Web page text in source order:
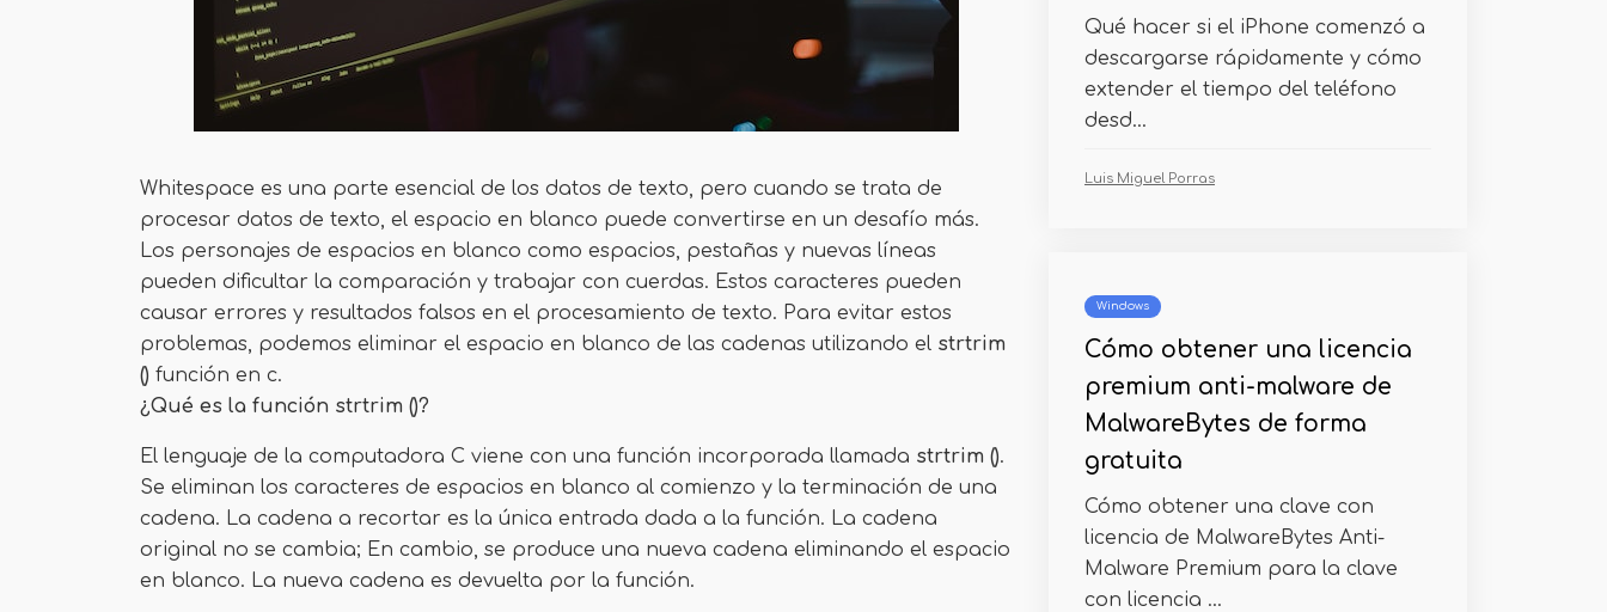
Whitespace es una parte esencial de los datos de texto, pero cuando se trata de
procesar datos de texto, el espacio en blanco puede convertirse en un desafío más.
Los personajes de espacios en blanco como espacios, pestañas y nuevas líneas
pueden dificultar la comparación y trabajar con cuerdas. Estos caracteres pueden
causar errores y resultados falsos en el procesamiento de texto. Para evitar estos
problemas, podemos eliminar el espacio en blanco de las cadenas utilizando el strtrim
() función en c.
¿Qué es la función strtrim ()?
El lenguaje de la computadora C viene con una función incorporada llamada strtrim ().
Se eliminan los caracteres de espacios en blanco al comienzo y la terminación de una
cadena. La cadena a recortar es la única entrada dada a la función. La cadena
original no se cambia; En cambio, se produce una nueva cadena eliminando el espacio
en blanco. La nueva cadena es devuelta por la función.
Qué hacer si el iPhone comenzó a
descargarse rápidamente y cómo
extender el tiempo del teléfono
desd...
Luis Miguel Porras
Windows
Cómo obtener una licencia
premium anti-malware de
MalwareBytes de forma
gratuita
Cómo obtener una clave con
licencia de MalwareBytes Anti-
Malware Premium para la clave
con licencia ...